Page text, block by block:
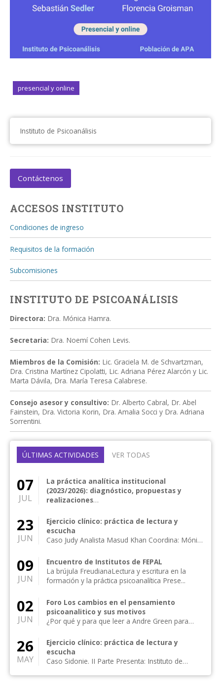
presencial y online
Instituto de Psicoanálisis
Contáctenos
ACCESOS INSTITUTO
Condiciones de ingreso
Requisitos de la formación
Subcomisiones
INSTITUTO DE PSICOANÁLISIS
Directora: Dra. Mónica Hamra.
Secretaria: Dra. Noemí Cohen Levis.
Miembros de la Comisión: Lic. Graciela M. de Schvartzman,
Dra. Cristina Martínez Cipolatti, Lic. Adriana Pérez Alarcón y Lic.
Marta Dávila, Dra. María Teresa Calabrese.
Consejo asesor y consultivo: Dr. Alberto Cabral, Dr. Abel
Fainstein, Dra. Victoria Korin, Dra. Amalia Socci y Dra. Adriana
Sorrentini.
ÚLTIMAS ACTIVIDADES VER TODAS
07
JUL
La práctica analítica institucional
(2023/2026): diagnóstico, propuestas y
realizaciones
Coordinan: Dra. Noemí Cohen Levis y Dra. María
P...
23
JUN
Ejercicio clínico: práctica de lectura y
escucha
Caso Judy Analista Masud Khan Coordina: Mónica
09
JUN
Encuentro de Institutos de FEPAL
La brújula FreudianaLectura y escritura en la
formación y la práctica psicoanalítica Prese...
02
JUN
Foro Los cambios en el pensamiento
psicoanalitico y sus motivos
¿Por qué y para que leer a Andre Green para
Inv...
26
MAY
Ejercicio clínico: práctica de lectura y
escucha
Caso Sidonie. II Parte Presenta: Instituto de